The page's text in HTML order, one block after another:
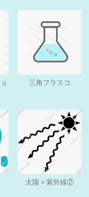
三角フラスコ
太陽＋紫外線②